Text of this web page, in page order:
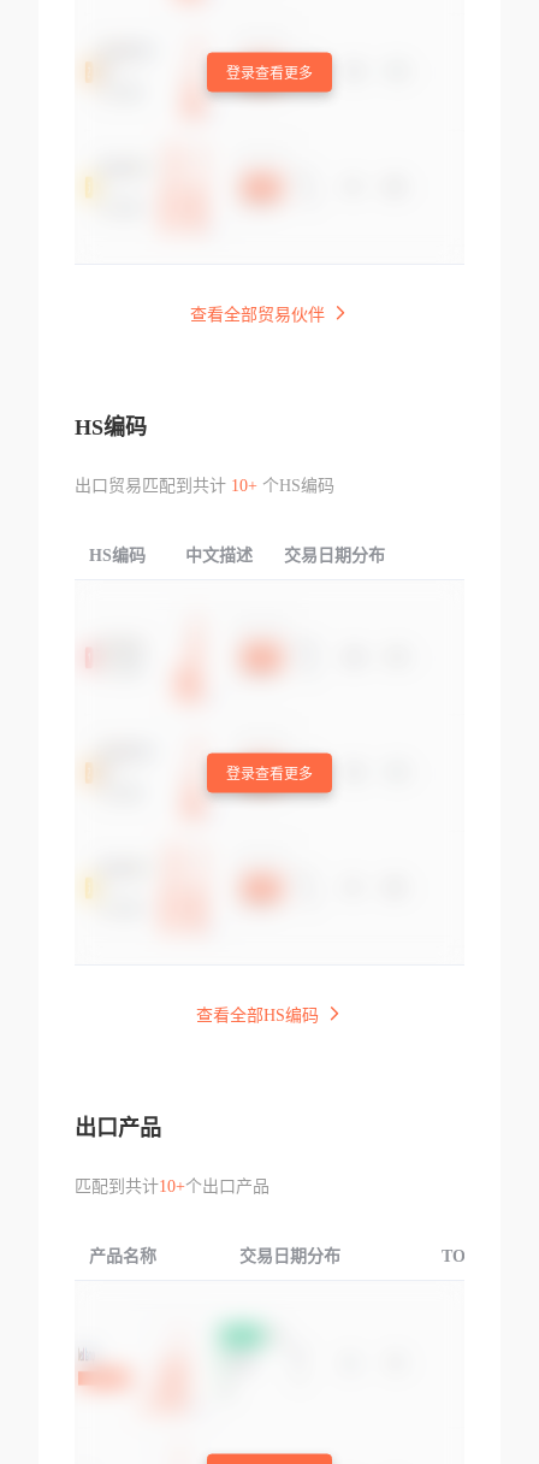
登录查看更多
查看全部贸易伙伴
HS编码
出口贸易匹配到共计 10+个HS编码
HS编码 中文描述 交易日期分布
登录查看更多
查看全部HS编码
出口产品
匹配到共计10+个出口产品
产品名称 交易日期分布 TOP3交易国